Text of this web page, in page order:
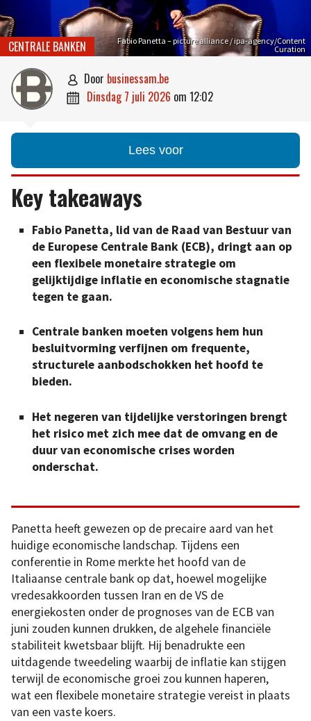
Fabio Panetta – picture alliance / ipa-agency/Content
Curation
CENTRALE BANKEN
 door businessam.be
 dinsdag 7 juli 2026 om 12:02
Lees voor
Key takeaways
Fabio Panetta, lid van de Raad van Bestuur van
de Europese Centrale Bank (ECB), dringt aan op
een flexibele monetaire strategie om
gelijktijdige inflatie en economische stagnatie
tegen te gaan.
Centrale banken moeten volgens hem hun
besluitvorming verfijnen om frequente,
structurele aanbodschokken het hoofd te
bieden.
Het negeren van tijdelijke verstoringen brengt
het risico met zich mee dat de omvang en de
duur van economische crises worden
onderschat.
Panetta heeft gewezen op de precaire aard van het
huidige economische landschap. Tijdens een
conferentie in Rome merkte het hoofd van de
Italiaanse centrale bank op dat, hoewel mogelijke
vredesakkoorden tussen Iran en de VS de
energiekosten onder de prognoses van de ECB van
juni zouden kunnen drukken, de algehele financiële
stabiliteit kwetsbaar blijft. Hij benadrukte een
uitdagende tweedeling waarbij de inflatie kan stijgen
terwijl de economische groei zou kunnen haperen,
wat een flexibele monetaire strategie vereist in plaats
van een vaste koers.